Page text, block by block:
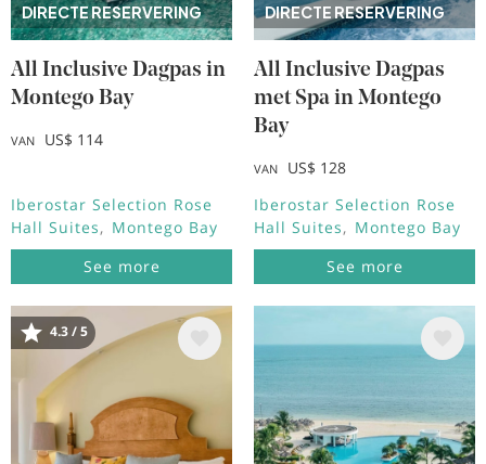
DIRECTE RESERVERING
All Inclusive Dagpas in
Montego Bay
VAN US$ 114
Iberostar Selection Rose
Hall Suites
Montego Bay
See more
DIRECTE RESERVERING
All Inclusive Dagpas
met Spa in Montego
Bay
VAN
US$ 128
Iberostar Selection Rose
Hall Suites
Montego Bay
See more
Afbeelding
4.3 / 5 Afbeelding